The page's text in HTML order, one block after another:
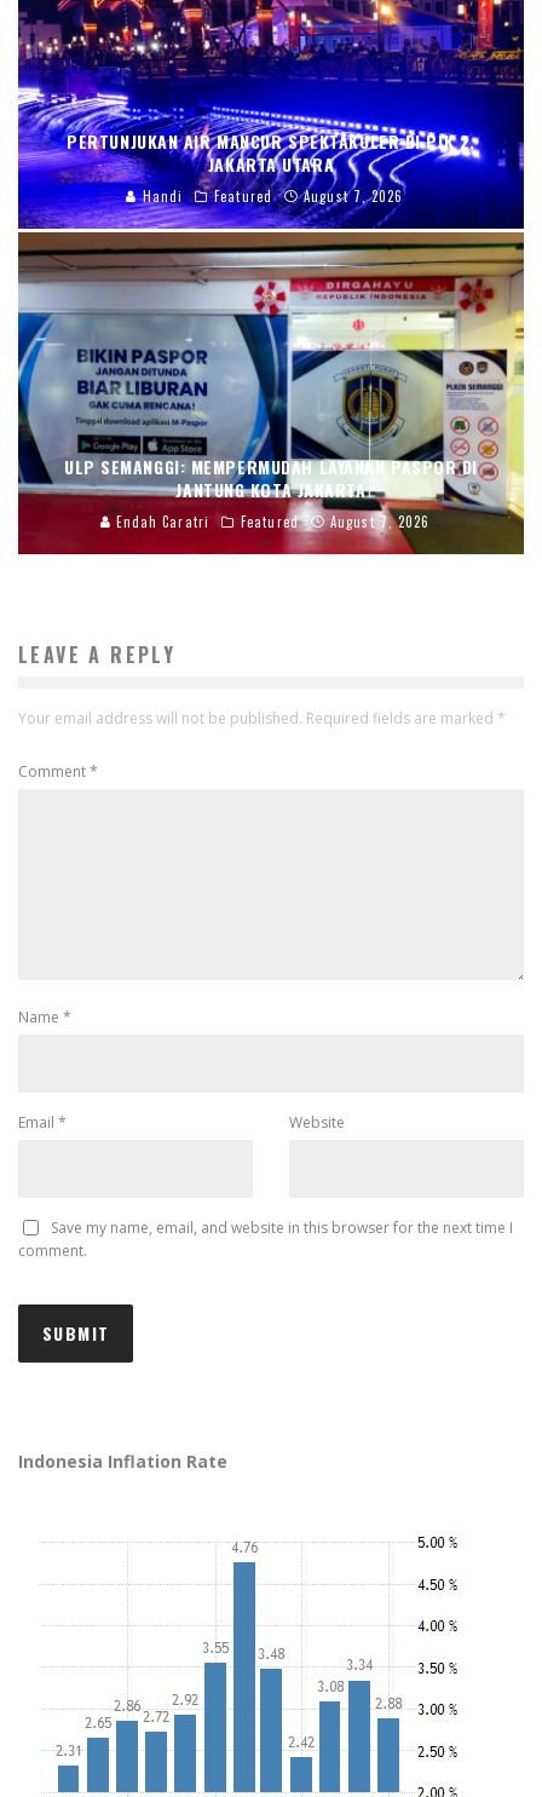
PERTUNJUKAN AIR MANCUR SPEKTAKULER DI PIK 2,
JAKARTA UTARA
Handi Featured August 7, 2026
ULP SEMANGGI: MEMPERMUDAH LAYANAN PASPOR DI
JANTUNG KOTA JAKARTA
Endah Caratri Featured August 7, 2026
LEAVE A REPLY
Your email address will not be published. Required fields are marked *
Comment*
Name *
Email * Website
Save my name, email, and website in this browser for the next time I
comment.
Indonesia Inflation Rate